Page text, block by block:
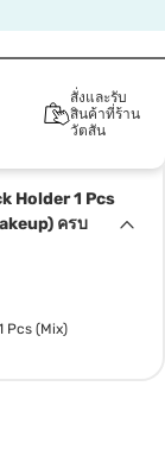
สั่งและรับ
สินค้าที่ร้าน
วัตสัน
Holder 1 Pcs
ครบ
Pcs (Mix)